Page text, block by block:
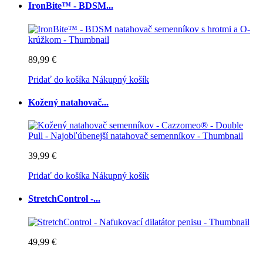
IronBite™ - BDSM...
89,99 €
Pridať do košíka Nákupný košík
Kožený natahovač...
39,99 €
Pridať do košíka Nákupný košík
StretchControl -...
49,99 €